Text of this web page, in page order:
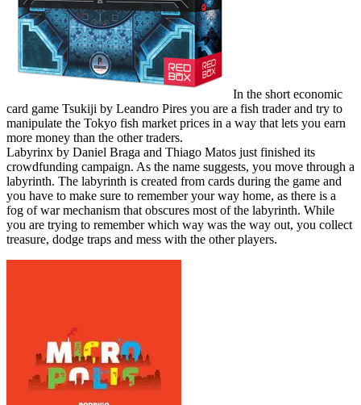
In the short economic
card game Tsukiji by Leandro Pires you are a fish trader and try to
manipulate the Tokyo fish market prices in a way that lets you earn
more money than the other traders.
Labyrinx by Daniel Braga and Thiago Matos just finished its
crowdfunding campaign. As the name suggests, you move through a
labyrinth. The labyrinth is created from cards during the game and
you have to make sure to remember your way home, as there is a
fog of war mechanism that obscures most of the labyrinth. While
you are trying to remember which way was the way out, you collect
treasure, dodge traps and mess with the other players.